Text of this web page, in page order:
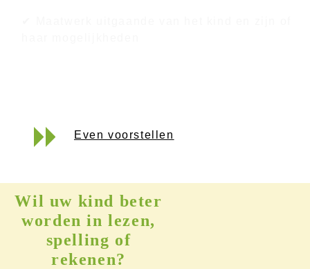
Even voorstellen
Wil uw kind beter
worden in lezen,
spelling of
rekenen?